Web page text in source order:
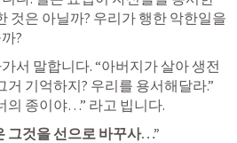
것은 아닐까? 우리가 행한 악한일을
?
서 말합니다. “아버지가 살아 생전
기억하지? 우리를 용서해달라.”
의 종이야…” 라고 빕니다.
그것을 선으로 바꾸사…”